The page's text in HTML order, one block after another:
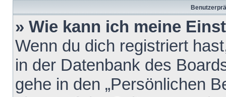
» Wie kann ich meine
Wenn du dich registriert
in der Datenbank des
gehe in den „Persönlichen